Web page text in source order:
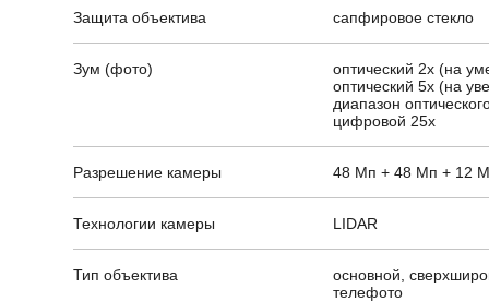
Защита объектива сапфировое стекло
Зум (фото)
оптический 2x (на
оптический 5x (на
диапазон
цифровой 25x
Разрешение камеры 48 Мп + 48 Мп + 12
Технологии камеры LIDAR
Тип объектива
основной,
телефото